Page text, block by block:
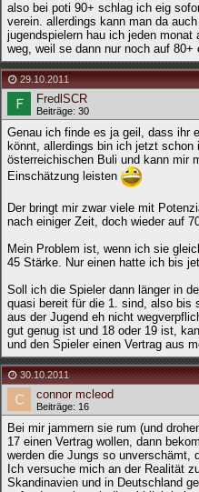
also bei poti 90+ schlag ich eig
verein. allerdings kann man da
jugendspielern hau ich jeden
weg, weil se dann nur noch auf 80+
29.10.2011
FredlSCR
Beiträge: 30
Genau ich finde es ja geil, dass ihr
könnt, allerdings bin ich jetzt schon
österreichischen Buli und kann mir
Einschätzung leisten
Der bringt mir zwar viele mit
nach einiger Zeit, doch wieder auf
Mein Problem ist, wenn ich sie
45 Stärke. Nur einen hatte ich bis
Soll ich die Spieler dann länger in
quasi bereit für die 1. sind, also bis
aus der Jugend eh nicht
gut genug ist und 18 oder 19 ist,
und den Spieler einen Vertrag aus
30.10.2011
connor mcleod
Beiträge: 16
Bei mir jammern sie rum (und
17 einen Vertrag wollen, dann
werden die Jungs so unverschämt,
Ich versuche mich an der Realität
Skandinavien und in Deutschland